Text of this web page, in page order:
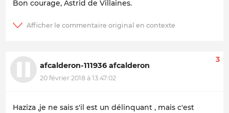
Bon courage, Astrid de Villaines.
afcalderon-111936 afcalderon
20 février 2018 à 13:47:02
3
Haziza ,je ne sais s'il est un délinquant , mais c'est